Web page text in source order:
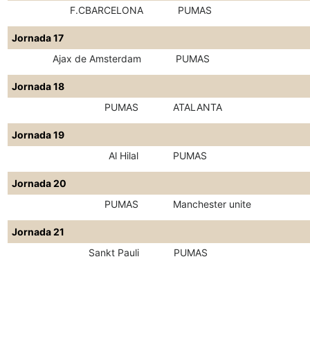
F.CBARCELONA
PUMAS
Jornada 17
Ajax de Amsterdam
PUMAS
Jornada 18
PUMAS
ATALANTA
Jornada 19
Al Hilal
PUMAS
Jornada 20
PUMAS
Manchester unite
Jornada 21
Sankt Pauli
PUMAS